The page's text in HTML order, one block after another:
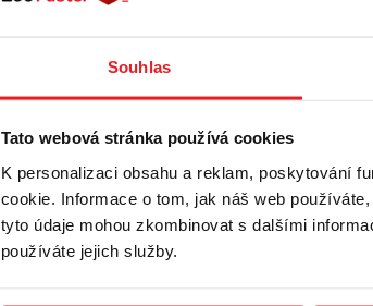
Souhlas
Tato webová stránka používá cookies
K personalizaci obsahu a reklam, poskytování
cookie. Informace o tom, jak náš web
tyto údaje mohou zkombinovat s dalšími
používáte jejich služby.
PURINA Felix Original Soup
Box Fish - mokré krmivo pro
6x48g
0
0